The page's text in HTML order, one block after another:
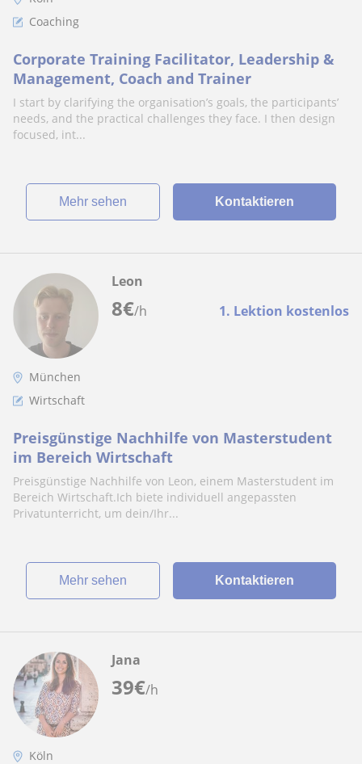
Coaching
Corporate Training Facilitator, Leadership &
Management, Coach and Trainer
I start by clarifying the organisation’s goals, the participants’
needs, and the practical challenges they face. I then design
focused, int...
Mehr sehen Kontaktieren
8€/h 1. Lektion kostenlos
Leon
München
Wirtschaft
Preisgünstige Nachhilfe von Masterstudent
im Bereich Wirtschaft
Preisgünstige Nachhilfe von Leon, einem Masterstudent im
Bereich Wirtschaft.Ich biete individuell angepassten
Privatunterricht, um dein/Ihr...
Mehr sehen Kontaktieren
39€/h
Jana
Köln